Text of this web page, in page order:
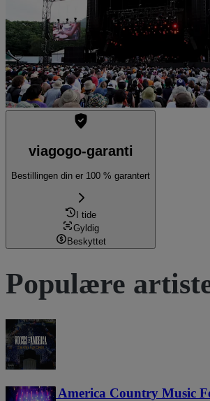
viagogo-garanti
Bestillingen din er 100 % garantert
I tide
Gyldig
Beskyttet
Populære
Voices of America Country Music